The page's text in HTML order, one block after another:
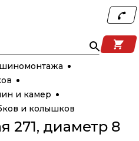
и камер
и колышков
271, диаметр 8